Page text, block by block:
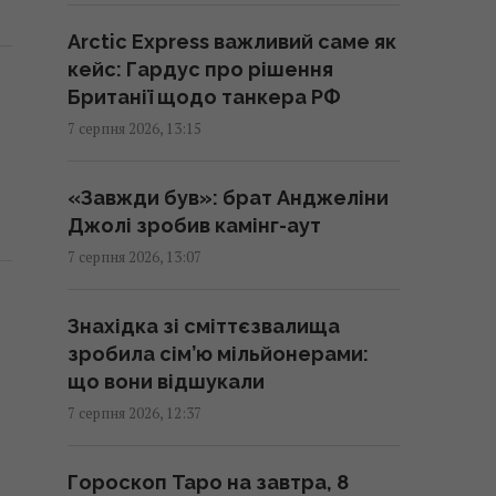
працюють над оновленням
ракет для ППО С-300, –
експолковник Штатів
13:13 п'ятниця, 07 серпня 2026
Українці висловили думку, коли
закінчиться війна, - результати
опитування
РФ нарощує випуск
"Іскандерів": експерт пояснив,
чому Україні важко з цим
Arctic Express важливий саме як
кейс: Гардус про рішення
Британії щодо танкера РФ
7 серпня 2026, 13:15
«Завжди був»: брат Анджеліни
Джолі зробив камінг-аут
7 серпня 2026, 13:07
Знахідка зі сміттєзвалища
зробила сім’ю мільйонерами:
що вони відшукали
7 серпня 2026, 12:37
Гороскоп Таро на завтра, 8